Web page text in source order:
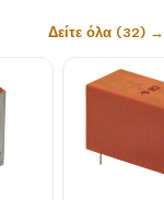
Δείτε όλα (32) →